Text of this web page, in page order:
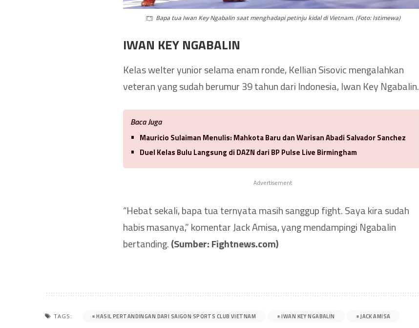
Bapa tua Iwan Key Ngabalin saat menghadapi petinju kidal di Vietnam. (Foto: Istimewa)
IWAN KEY NGABALIN
Kelas welter yunior selama enam ronde, Kellian Sisovic mengalahkan
veteran yang sudah berumur 39 tahun dari Indonesia, Iwan Key Ngabalin.
Baca Juga
Mauricio Sulaiman Menulis: Mahkota Baru dan Warisan Abadi Salvador Sanchez
Duel Kelas Bulu Langsung di DAZN dari BP Pulse Live Birmingham
Advertisement
“Hebat sekali, bapa tua ternyata masih sanggup fight. Saya kira sudah
habis masanya,” komentar Jack Amisa, yang mendampingi Ngabalin
bertanding.(Sumber: Fightnews.com)
TAGS: HASIL PERTANDINGAN DARI SAIGON SPORTS CLUB VIETNAM IWAN KEY NGABALIN JACK AMISA